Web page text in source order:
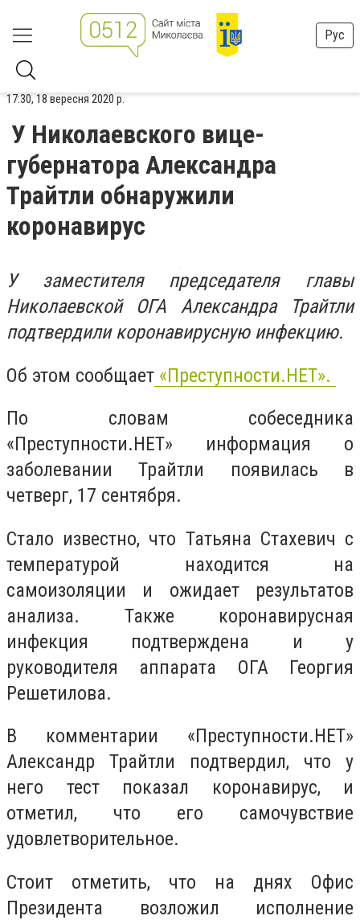
Рус
17:30, 18 вересня 2020 р.
У Николаевского вице-
губернатора Александра
Трайтли обнаружили
коронавирус
У заместителя председателя главы
Николаевской ОГА Александра Трайтли
подтвердили коронавирусную инфекцию.
Об этом сообщает «Преступности.НЕТ».
По словам собеседника
«Преступности.НЕТ» информация о
заболевании Трайтли появилась в
четверг, 17 сентября.
Стало известно, что Татьяна Стахевич с
температурой находится на
самоизоляции и ожидает результатов
анализа. Также коронавирусная
инфекция подтверждена и у
руководителя аппарата ОГА Георгия
Решетилова.
В комментарии «Преступности.НЕТ»
Александр Трайтли подтвердил, что у
него тест показал коронавирус, и
отметил, что его самочувствие
удовлетворительное.
Стоит отметить, что на днях Офис
Президента возложил исполнение